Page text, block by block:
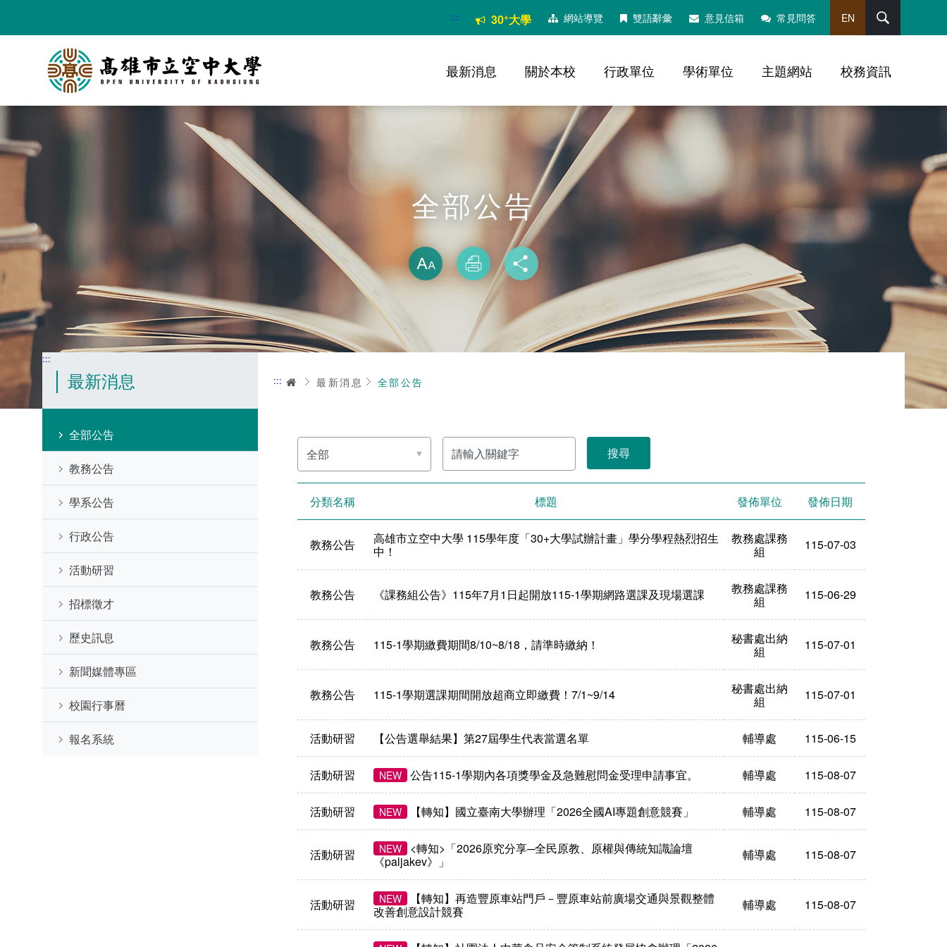
要
::: 30+大學 網站導覽 雙語辭彙 意見信箱 常見問答 EN
最新消息 關於本校 行政單位 學術單位 主題網站 校務資訊
全部公告
放大
列印
:::
最新消息
全部公告
教務公告
學系公告
行政公告
活動研習
招標徵才
歷史訊息
新聞媒體專區
校園行事曆
報名系統
::: 首頁最新消息 全部公告
分
類
名
稱
請
輸
入
關
鍵
分類名稱 標題 發佈單位 發佈日期
教務公告
高雄市立空中大學 115學年度「30+大學試辦計畫」學分學程熱烈招生
中！
教務處課務
組
115-07-03
教務公告 《課務組公告》115年7月1日起開放115-1學期網路選課及現場選課
教務處課務
組
115-06-29
教務公告 115-1學期繳費期間8/10~8/18，請準時繳納！
秘書處出納
組
115-07-01
教務公告 115-1學期選課期間開放超商立即繳費！7/1~9/14
秘書處出納
組
115-07-01
活動研習 【公告選舉結果】第27屆學生代表當選名單 輔導處 115-06-15
活動研習 NEW 公告115-1學期內各項獎學金及急難慰問金受理申請事宜。 輔導處 115-08-07
活動研習 NEW 【轉知】國立臺南大學辦理「2026全國AI專題創意競賽」 輔導處 115-08-07
活動研習 NEW
<轉知>「2026原究分享─全民原教、原權與傳統知識論壇
《paljakev》」
輔導處 115-08-07
活動研習 NEW
【轉知】再造豐原車站門戶－豐原車站前廣場交通與景觀整體
改善創意設計競賽
輔導處 115-08-07